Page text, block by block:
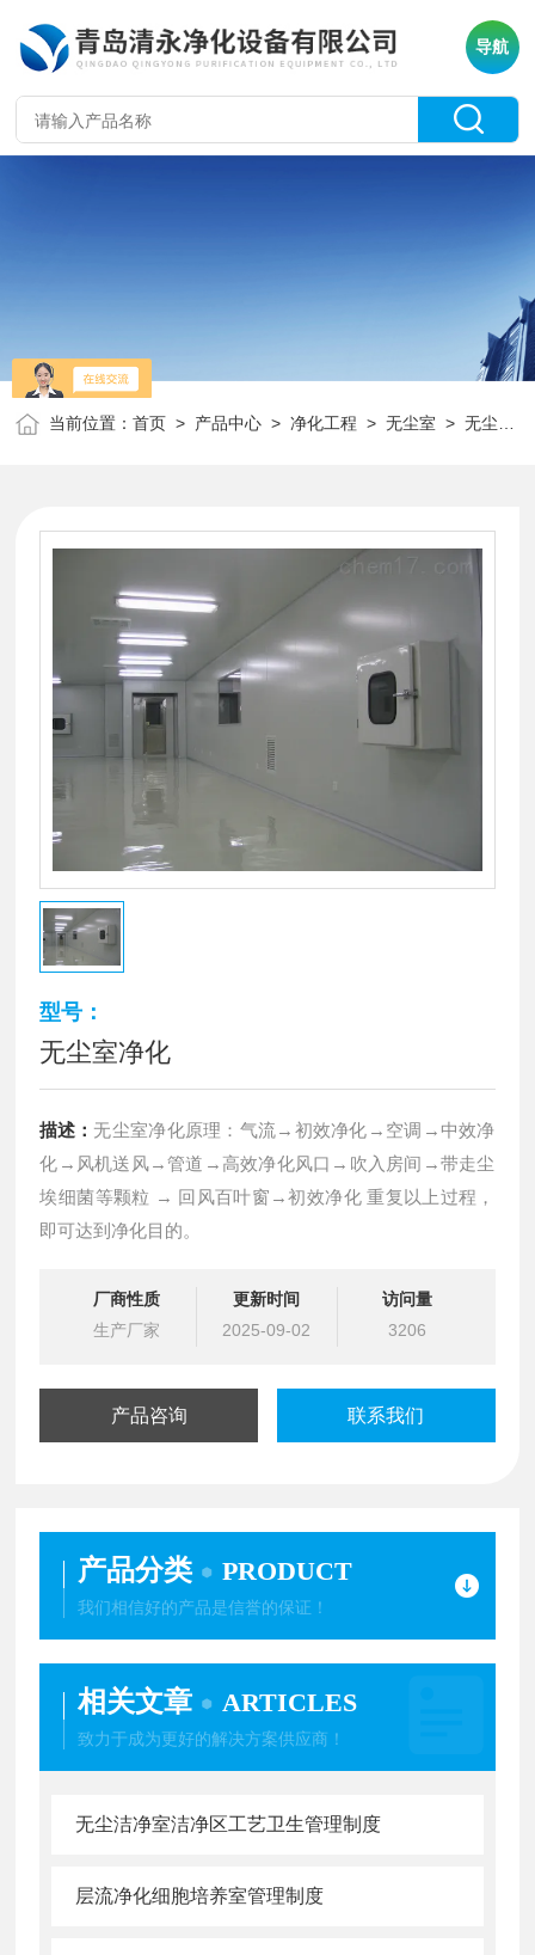
导航
当前位置：首页 > 产品中心 >净化工程 >无尘室 > 无尘室净化
型号：
无尘室净化
描述： 无尘室净化原理：气流→初效净化→空调→中效净
化→风机送风→管道→高效净化风口→吹入房间→带走尘
埃细菌等颗粒 → 回风百叶窗→初效净化 重复以上过程，
即可达到净化目的。
厂商性质
生产厂家
更新时间
2025-09-02
访问量
3206
产品咨询 联系我们
产品分类 PRODUCT
我们相信好的产品是信誉的保证！
相关文章 ARTICLES
致力于成为更好的解决方案供应商！
无尘洁净室洁净区工艺卫生管理制度
层流净化细胞培养室管理制度